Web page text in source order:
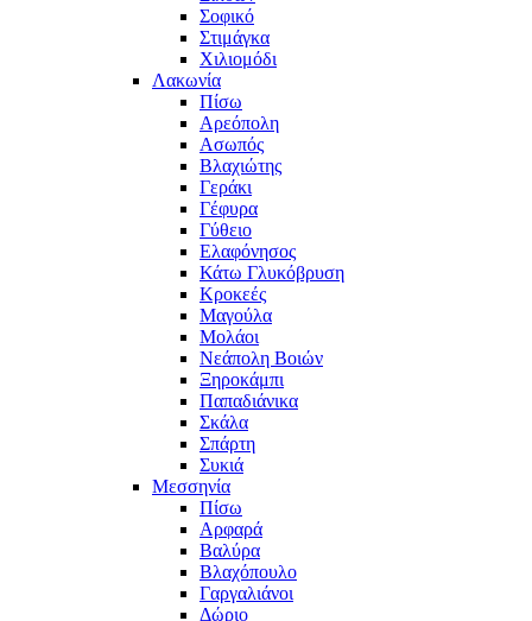
Σοφικό
Στιμάγκα
Χιλιομόδι
Λακωνία
Πίσω
Αρεόπολη
Ασωπός
Βλαχιώτης
Γεράκι
Γέφυρα
Γύθειο
Ελαφόνησος
Κάτω Γλυκόβρυση
Κροκεές
Μαγούλα
Μολάοι
Νεάπολη Βοιών
Ξηροκάμπι
Παπαδιάνικα
Σκάλα
Σπάρτη
Συκιά
Μεσσηνία
Πίσω
Αρφαρά
Βαλύρα
Βλαχόπουλο
Γαργαλιάνοι
Δώριο